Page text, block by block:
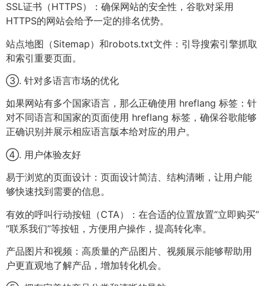
SSL证书（HTTPS）：确保网站的安全性，谷歌对采用
HTTPS的网站会给予一定的排名优势。
站点地图（Sitemap）和robots.txt文件：引导搜索引擎抓取
和索引重要页面。
③. 针对多语言市场的优化
如果网站有多个国家语言，那么正确使用 hreflang 标签：针
对不同语言和国家的页面使用 hreflang 标签，确保谷歌能够
正确识别并展示相应语言版本给对应的用户。
④. 用户体验友好
易于浏览的页面设计：页面设计简洁、结构清晰，让用户能
够快速找到需要的信息。
有效的呼叫行动按钮（CTA）：在合适的位置放置“立即购买”
“联系我们”等按钮，方便用户操作，提高转化率。
产品图片和视频：高质量的产品图片、视频展示能够帮助用
户更直观地了解产品，增加转化机会。